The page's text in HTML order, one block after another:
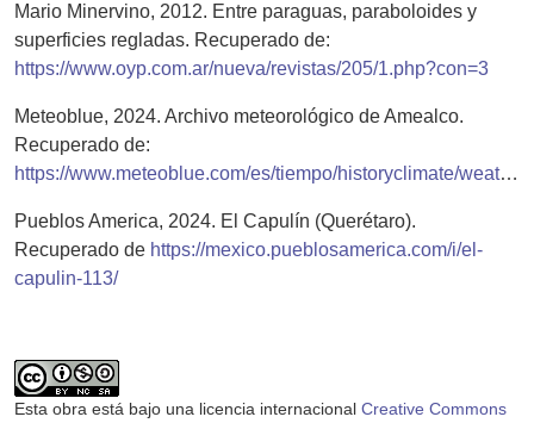
Mario Minervino, 2012. Entre paraguas, paraboloides y
superficies regladas. Recuperado de:
https://www.oyp.com.ar/nueva/revistas/205/1.php?con=3
Meteoblue, 2024. Archivo meteorológico de Amealco.
Recuperado de:
https://www.meteoblue.com/es/tiempo/historyclimate/weatherarchive/amealco_m%C3%A9xico_4018584
Pueblos America, 2024. El Capulín (Querétaro).
Recuperado de https://mexico.pueblosamerica.com/i/el-
capulin-113/
Esta obra está bajo una licencia internacional Creative Commons